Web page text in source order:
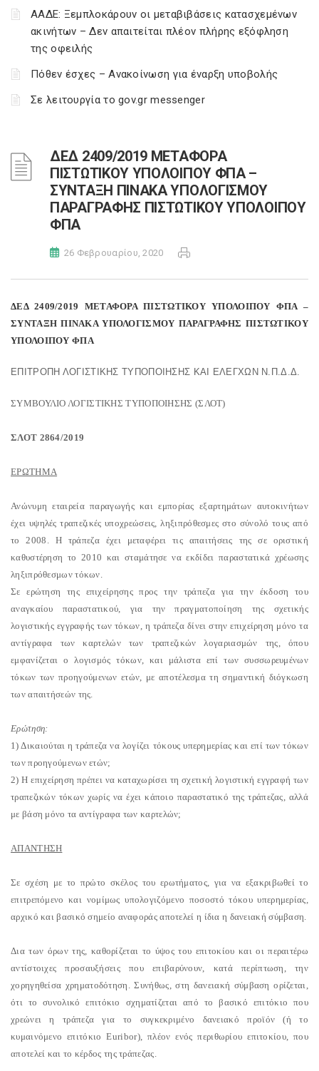
ΑΑΔΕ: Ξεμπλοκάρουν οι μεταβιβάσεις κατασχεμένων
ακινήτων – Δεν απαιτείται πλέον πλήρης εξόφληση
της οφειλής
Πόθεν έσχες – Ανακοίνωση για έναρξη υποβολής
Σε λειτουργία το gov.gr messenger
ΔΕΔ 2409/2019 ΜΕΤΑΦΟΡΑ
ΠΙΣΤΩΤΙΚΟΥ ΥΠΟΛΟΙΠΟΥ ΦΠΑ –
ΣΥΝΤΑΞΗ ΠΙΝΑΚΑ ΥΠΟΛΟΓΙΣΜΟΥ
ΠΑΡΑΓΡΑΦΗΣ ΠΙΣΤΩΤΙΚΟΥ ΥΠΟΛΟΙΠΟΥ
ΦΠΑ
26 Φεβρουαρίου, 2020
ΔΕΔ 2409/2019 ΜΕΤΑΦΟΡΑ ΠΙΣΤΩΤΙΚΟΥ ΥΠΟΛΟΙΠΟΥ ΦΠΑ –
ΣΥΝΤΑΞΗ ΠΙΝΑΚΑ ΥΠΟΛΟΓΙΣΜΟΥ ΠΑΡΑΓΡΑΦΗΣ ΠΙΣΤΩΤΙΚΟΥ
ΥΠΟΛΟΙΠΟΥ ΦΠΑ
ΕΠΙΤΡΟΠΗ ΛΟΓΙΣΤΙΚΗΣ ΤΥΠΟΠΟΙΗΣΗΣ ΚΑΙ ΕΛΕΓΧΩΝ Ν.Π.Δ.Δ.
ΣΥΜΒΟΥΛΙΟ ΛΟΓΙΣΤΙΚΗΣ ΤΥΠΟΠΟΙΗΣΗΣ (ΣΛΟΤ)
ΣΛΟΤ 2864/2019
ΕΡΩΤΗΜΑ
Ανώνυμη εταιρεία παραγωγής και εμπορίας εξαρτημάτων αυτοκινήτων
έχει υψηλές τραπεζικές υποχρεώσεις, ληξιπρόθεσμες στο σύνολό τους από
το 2008. Η τράπεζα έχει μεταφέρει τις απαιτήσεις της σε οριστική
καθυστέρηση το 2010 και σταμάτησε να εκδίδει παραστατικά χρέωσης
ληξιπρόθεσμων τόκων.
Σε ερώτηση της επιχείρησης προς την τράπεζα για την έκδοση του
αναγκαίου παραστατικού, για την πραγματοποίηση της σχετικής
λογιστικής εγγραφής των τόκων, η τράπεζα δίνει στην επιχείρηση μόνο τα
αντίγραφα των καρτελών των τραπεζικών λογαριασμών της, όπου
εμφανίζεται ο λογισμός τόκων, και μάλιστα επί των συσσωρευμένων
τόκων των προηγούμενων ετών, με αποτέλεσμα τη σημαντική διόγκωση
των απαιτήσεών της.
Ερώτηση:
1) Δικαιούται η τράπεζα να λογίζει τόκους υπερημερίας και επί των τόκων
των προηγούμενων ετών;
2) Η επιχείρηση πρέπει να καταχωρίσει τη σχετική λογιστική εγγραφή των
τραπεζικών τόκων χωρίς να έχει κάποιο παραστατικό της τράπεζας, αλλά
με βάση μόνο τα αντίγραφα των καρτελών;
ΑΠΑΝΤΗΣΗ
Σε σχέση με το πρώτο σκέλος του ερωτήματος, για να εξακριβωθεί το
επιτρεπόμενο και νομίμως υπολογιζόμενο ποσοστό τόκου υπερημερίας,
αρχικό και βασικό σημείο αναφοράς αποτελεί η ίδια η δανειακή σύμβαση.
Δια των όρων της, καθορίζεται το ύψος του επιτοκίου και οι περαιτέρω
αντίστοιχες προσαυξήσεις που επιβαρύνουν, κατά περίπτωση, την
χορηγηθείσα χρηματοδότηση. Συνήθως, στη δανειακή σύμβαση ορίζεται,
ότι το συνολικό επιτόκιο σχηματίζεται από το βασικό επιτόκιο που
χρεώνει η τράπεζα για το συγκεκριμένο δανειακό προϊόν (ή το
κυμαινόμενο επιτόκιο Euribor), πλέον ενός περιθωρίου επιτοκίου, που
αποτελεί και το κέρδος της τράπεζας.